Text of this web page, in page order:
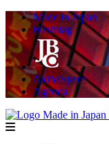
Made in Japan
Hashitag
AkibaSpace
Agenda
menu